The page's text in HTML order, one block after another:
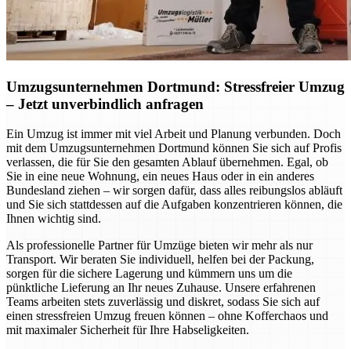
Umzugsunternehmen Dortmund: Stressfreier Umzug
– Jetzt unverbindlich anfragen
Ein Umzug ist immer mit viel Arbeit und Planung verbunden. Doch
mit dem Umzugsunternehmen Dortmund können Sie sich auf Profis
verlassen, die für Sie den gesamten Ablauf übernehmen. Egal, ob
Sie in eine neue Wohnung, ein neues Haus oder in ein anderes
Bundesland ziehen – wir sorgen dafür, dass alles reibungslos abläuft
und Sie sich stattdessen auf die Aufgaben konzentrieren können, die
Ihnen wichtig sind.
Als professionelle Partner für Umzüge bieten wir mehr als nur
Transport. Wir beraten Sie individuell, helfen bei der Packung,
sorgen für die sichere Lagerung und kümmern uns um die
pünktliche Lieferung an Ihr neues Zuhause. Unsere erfahrenen
Teams arbeiten stets zuverlässig und diskret, sodass Sie sich auf
einen stressfreien Umzug freuen können – ohne Kofferchaos und
mit maximaler Sicherheit für Ihre Habseligkeiten.